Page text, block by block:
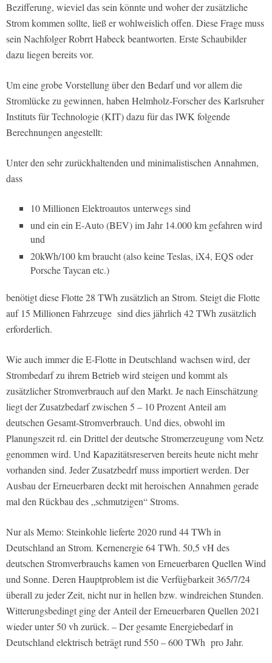
Bezifferung, wieviel das sein könnte und woher der zusätzliche
Strom kommen sollte, ließ er wohlweislich offen. Diese Frage muss
sein Nachfolger Robrrt Habeck beantworten. Erste Schaubilder
dazu liegen bereits vor.
Um eine grobe Vorstellung über den Bedarf und vor allem die
Stromlücke zu gewinnen, haben Helmholz-Forscher des Karlsruher
Instituts für Technologie (KIT) dazu für das IWK folgende
Berechnungen angestellt:
Unter den sehr zurückhaltenden und minimalistischen Annahmen,
dass
10 Millionen Elektroautos unterwegs sind
und ein ein E-Auto (BEV) im Jahr 14.000 km gefahren wird
und
20kWh/100 km braucht (also keine Teslas, iX4, EQS oder
Porsche Taycan etc.)
benötigt diese Flotte 28 TWh zusätzlich an Strom. Steigt die Flotte
auf 15 Millionen Fahrzeuge sind dies jährlich 42 TWh zusätzlich
erforderlich.
Wie auch immer die E-Flotte in Deutschland wachsen wird, der
Strombedarf zu ihrem Betrieb wird steigen und kommt als
zusätzlicher Stromverbrauch auf den Markt. Je nach Einschätzung
liegt der Zusatzbedarf zwischen 5 – 10 Prozent Anteil am
deutschen Gesamt-Stromverbrauch. Und dies, obwohl im
Planungszeit rd. ein Drittel der deutsche Stromerzeugung vom Netz
genommen wird. Und Kapazitätsreserven bereits heute nicht mehr
vorhanden sind. Jeder Zusatzbedrf muss importiert werden. Der
Ausbau der Erneuerbaren deckt mit heroischen Annahmen gerade
mal den Rückbau des „schmutzigen“ Stroms.
Nur als Memo: Steinkohle lieferte 2020 rund 44 TWh in
Deutschland an Strom. Kernenergie 64 TWh. 50,5 vH des
deutschen Stromverbrauchs kamen von Erneuerbaren Quellen Wind
und Sonne. Deren Hauptproblem ist die Verfügbarkeit 365/7/24
überall zu jeder Zeit, nicht nur in hellen bzw. windreichen Stunden.
Witterungsbedingt ging der Anteil der Erneuerbaren Quellen 2021
wieder unter 50 vh zurück. – Der gesamte Energiebedarf in
Deutschland elektrisch beträgt rund 550 – 600 TWh pro Jahr.